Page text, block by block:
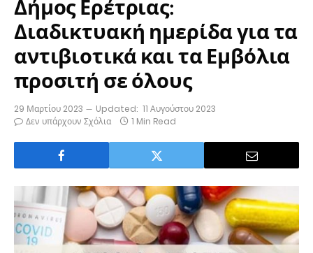
Δήμος Ερέτριας:
Διαδικτυακή ημερίδα για τα
αντιβιοτικά και τα Εμβόλια
προσιτή σε όλους
29 Μαρτίου 2023 Updated: 11 Αυγούστου 2023
Δεν υπάρχουν Σχόλια
1 Min Read